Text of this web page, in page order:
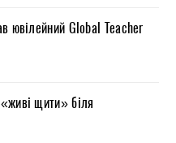
ювілейний Global Teacher
щити» біля